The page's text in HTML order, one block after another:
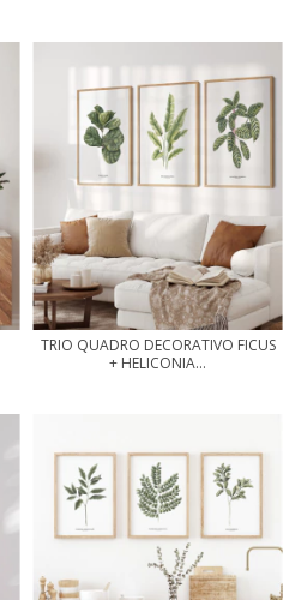
TRIO QUADRO DECORATIVO FICUS
+ HELICONIA...